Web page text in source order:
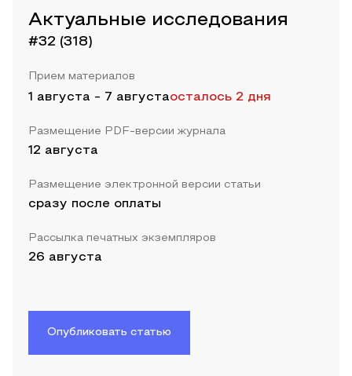
Актуальные исследования
#32 (318)
Прием материалов
1 августа - 7 августаосталось 2 дня
Размещение PDF-версии журнала
12 августа
Размещение электронной версии статьи
сразу после оплаты
Рассылка печатных экземпляров
26 августа
Опубликовать статью